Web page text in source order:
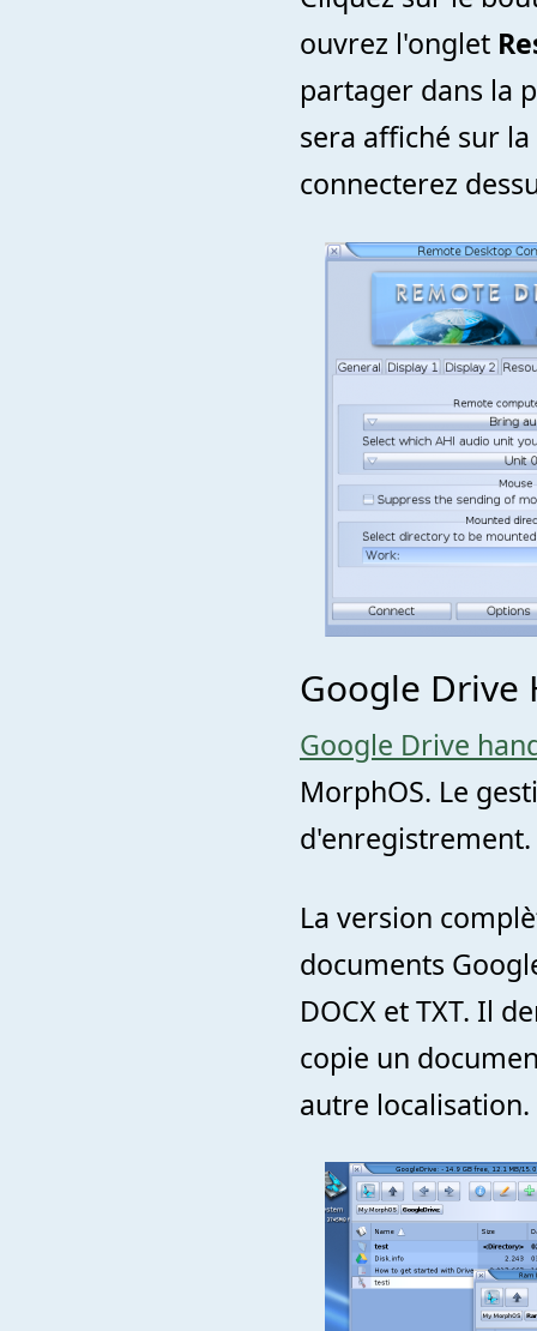
ouvrez l'onglet
partager dans la
sera affiché sur
connecterez
Google Drive
Google Drive
MorphOS. Le
d'enregistrement.
La version
documents
DOCX et TXT. Il
copie un
autre localisation.